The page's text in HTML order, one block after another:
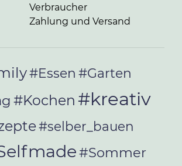
Verbraucher
Zahlung und Versand
#Essen #Garten
#Kochen #kreativ
#selber_bauen
#Sommer